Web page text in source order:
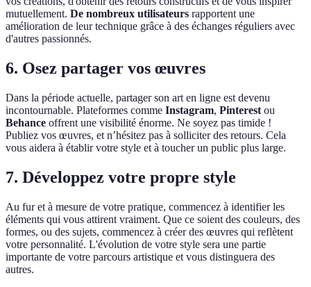
mutuellement. De nombreux utilisateurs rapportent une
amélioration de leur technique grâce à des échanges réguliers avec
d'autres passionnés.
6. Osez partager vos œuvres
Dans la période actuelle, partager son art en ligne est devenu
incontournable. Plateformes comme Instagram, Pinterest ou
Behance offrent une visibilité énorme. Ne soyez pas timide !
Publiez vos œuvres, et n’hésitez pas à solliciter des retours. Cela
vous aidera à établir votre style et à toucher un public plus large.
7. Développez votre propre style
Au fur et à mesure de votre pratique, commencez à identifier les
éléments qui vous attirent vraiment. Que ce soient des couleurs, des
formes, ou des sujets, commencez à créer des œuvres qui reflètent
votre personnalité. L'évolution de votre style sera une partie
importante de votre parcours artistique et vous distinguera des
autres.